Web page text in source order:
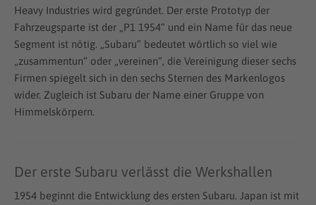
Heavy Industries wird gegründet. Der erste Prototyp der
Fahrzeugsparte ist der „P1 1954“ und ein Name für das neue
Segment ist nötig. „Subaru“ bedeutet wörtlich so viel wie
„zusammentun“ oder „vereinen“, die Vereinigung dieser sechs
Firmen spiegelt sich in den sechs Sternen des Markenlogos
wider. Zugleich ist Subaru der Name einer Gruppe von
Himmelskörpern.
Der erste Subaru verlässt die Werkshallen
1954 beginnt die Entwicklung des ersten Subaru. Japan ist mit